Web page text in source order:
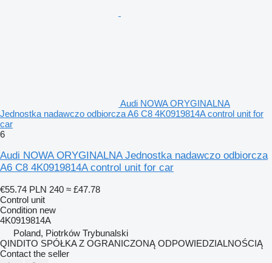
Audi NOWA ORYGINALNA
Jednostka nadawczo odbiorcza A6 C8 4K0919814A control unit for
car
6
Audi NOWA ORYGINALNA Jednostka nadawczo odbiorcza
A6 C8 4K0919814A control unit for car
€55.74 PLN 240 ≈ £47.78
Control unit
Condition new
4K0919814A
Poland, Piotrków Trybunalski
QINDITO SPÓŁKA Z OGRANICZONĄ ODPOWIEDZIALNOŚCIĄ
Contact the seller